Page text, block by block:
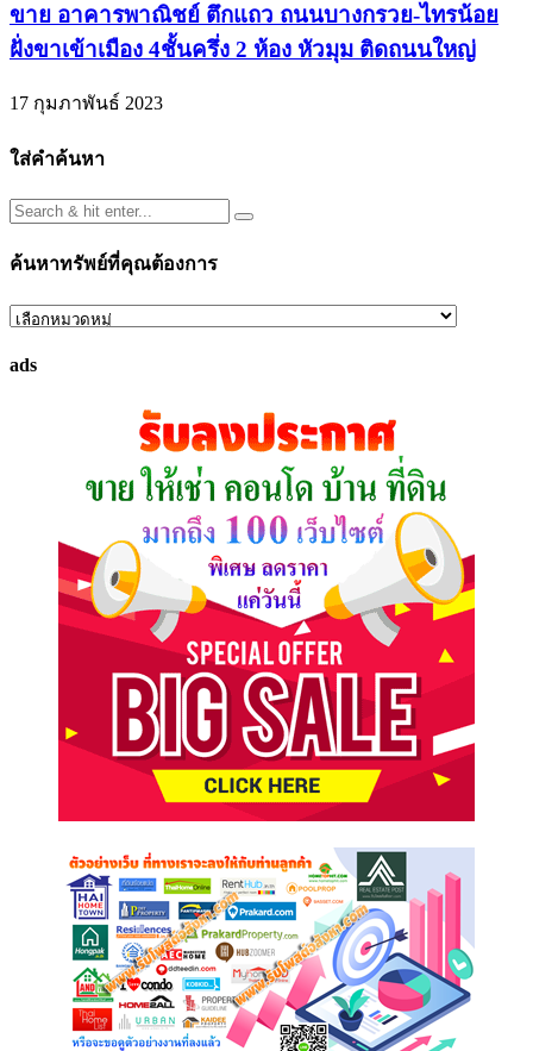
ขาย อาคารพาณิชย์ ตึกแถว ถนนบางกรวย-ไทรน้อย
ฝั่งขาเข้าเมือง 4ชั้นครึ่ง 2 ห้อง หัวมุม ติดถนนใหญ่
17 กุมภาพันธ์ 2023
ใส่คำค้นหา
ค้นหาทรัพย์ที่คุณต้องการ
ค้นหา
ที่
ads